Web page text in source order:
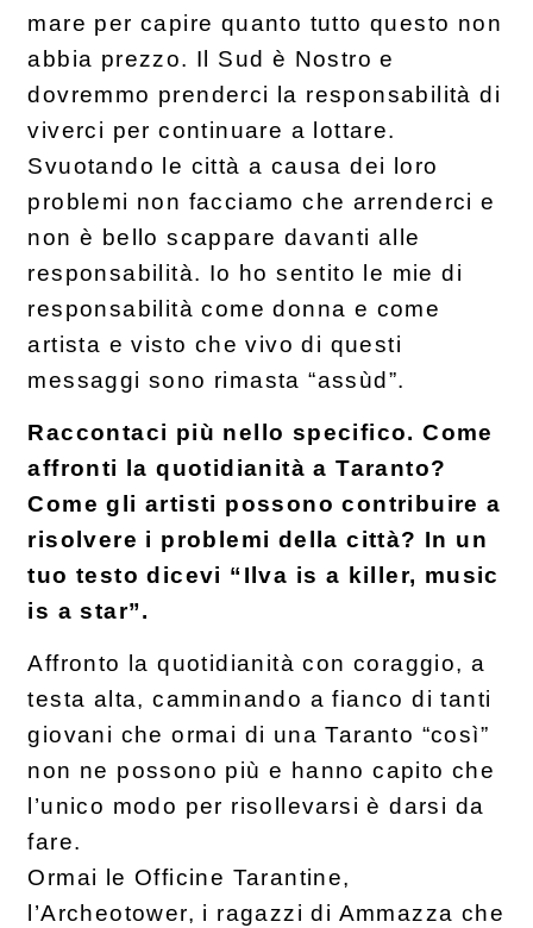
mare per capire quanto tutto questo non
abbia prezzo. Il Sud è Nostro e
dovremmo prenderci la responsabilità di
viverci per continuare a lottare.
Svuotando le città a causa dei loro
problemi non facciamo che arrenderci e
non è bello scappare davanti alle
responsabilità. Io ho sentito le mie di
responsabilità come donna e come
artista e visto che vivo di questi
messaggi sono rimasta “assùd”.
Raccontaci più nello specifico. Come
affronti la quotidianità a Taranto?
Come gli artisti possono contribuire a
risolvere i problemi della città? In un
tuo testo dicevi “Ilva is a killer, music
is a star”.
Affronto la quotidianità con coraggio, a
testa alta, camminando a fianco di tanti
giovani che ormai di una Taranto “così”
non ne possono più e hanno capito che
l’unico modo per risollevarsi è darsi da
fare.
Ormai le Officine Tarantine,
l’Archeotower, i ragazzi di Ammazza che